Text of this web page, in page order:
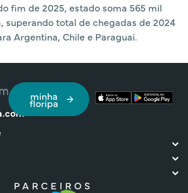
fim de 2025, estado soma 565 mil
superando total de chegadas de 2024
Argentina, Chile e Paraguai.
minha
floripa
PARCEIROS